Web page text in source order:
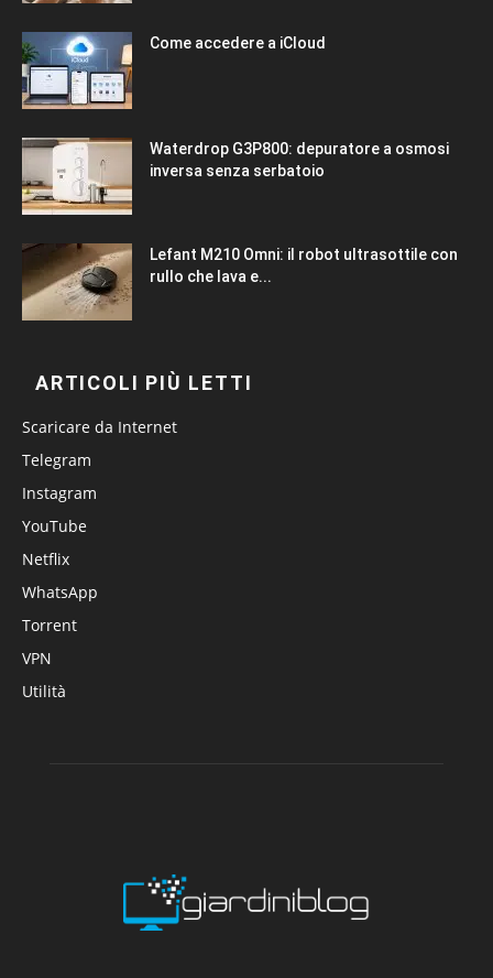
Come accedere a iCloud
Waterdrop G3P800: depuratore a osmosi
inversa senza serbatoio
Lefant M210 Omni: il robot ultrasottile con
rullo che lava e...
ARTICOLI PIÙ LETTI
Scaricare da Internet
Telegram
Instagram
YouTube
Netflix
WhatsApp
Torrent
VPN
Utilità